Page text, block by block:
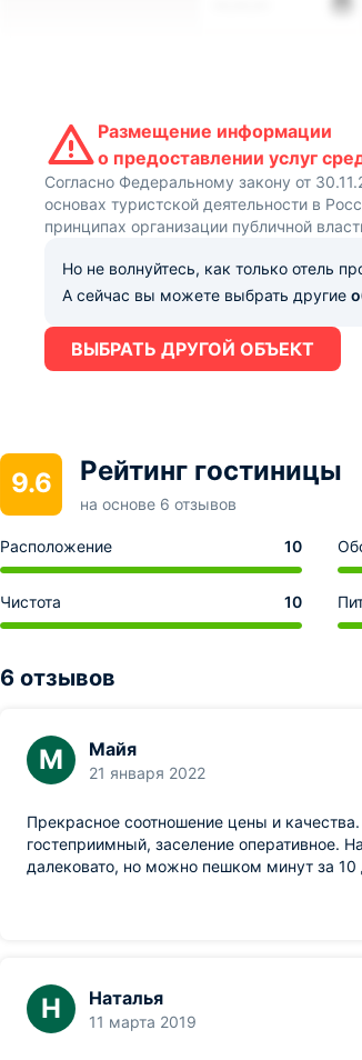
Размещение информации
о предоставлении услуг
Согласно Федеральному закону от
основах туристской деятельности в
принципах организации публичной
Но не волнуйтесь, как только отель
А сейчас вы можете выбрать другие
ВЫБРАТЬ ДРУГОЙ ОБЪЕКТ
9.6 Рейтинг гостиницы
на основе 6 отзывов
Расположение 10
Чистота 10
6 отзывов
М Майя
21 января 2022
Прекрасное соотношение цены и
гостеприимный, заселение оперативное.
далековато, но можно пешком минут за 10
Н Наталья
11 марта 2019